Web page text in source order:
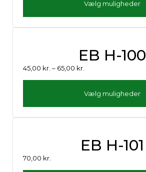
Vælg muligheder
EB H-100
45,00 kr. – 65,00 kr.
Vælg muligheder
EB H-101
70,00 kr.